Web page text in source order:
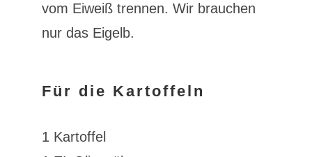
vom Eiweiß trennen. Wir brauchen
nur das Eigelb.
Für die Kartoffeln
1 Kartoffel